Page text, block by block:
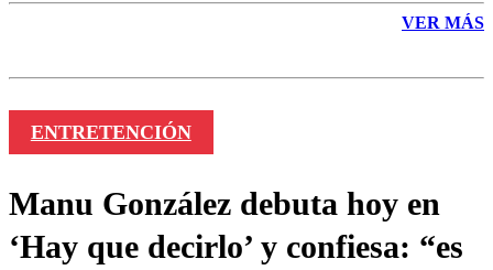
VER MÁS
ENTRETENCIÓN
Manu González debuta hoy en
‘Hay que decirlo’ y confiesa: “es